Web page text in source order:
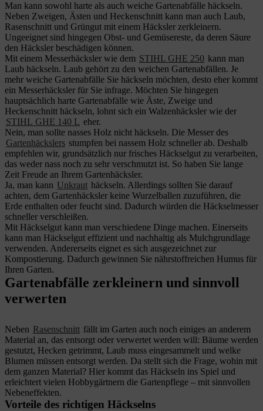
Man kann sowohl harte als auch weiche Gartenabfälle häckseln.
Neben Zweigen, Ästen und Heckenschnitt kann man auch Laub,
Rasenschnitt und Grüngut mit einem Häcksler zerkleinern.
Ungeeignet sind hingegen Obst- und Gemüsereste, da deren Säure
den Häcksler beschädigen können.
Mit einem Messerhäcksler wie dem STIHL GHE 250 kann man
Laub häckseln. Laub gehört zu den weichen Gartenabfällen. Je
mehr weiche Gartenabfälle Sie häckseln möchten, desto eher kommt
ein Messerhäcksler für Sie infrage. Möchten Sie hingegen
hauptsächlich harte Gartenabfälle wie Äste, Zweige und
Heckenschnitt häckseln, lohnt sich ein Walzenhäcksler wie der
STIHL GHE 140 L eher.
Nein, man sollte nasses Holz nicht häckseln. Die Messer des
Gartenhäckslers stumpfen bei nassem Holz schneller ab. Deshalb
empfehlen wir, grundsätzlich nur frisches Häckselgut zu verarbeiten,
das weder nass noch zu sehr verschmutzt ist. So haben Sie lange
Zeit Freude an Ihrem Gartenhäcksler.
Ja, man kann Unkraut häckseln. Allerdings sollten Sie darauf
achten, dem Gartenhäcksler keine Wurzelballen zuzuführen, die
Erde enthalten oder feucht sind. Dadurch würden die Häckselmesser
schneller verschleißen.
Mit Häckselgut kann man verschiedene Dinge machen. Einerseits
kann man Häckselgut effizient und nachhaltig als Mulchgrundlage
verwenden. Andererseits eignet es sich ausgezeichnet zur
Kompostierung. Dadurch gewinnen Sie nährstoffreichen Humus für
Ihren Garten.
Gartenabfälle zerkleinern und sinnvoll
verwerten
Neben Rasenschnitt fällt im Garten auch noch einiges an anderem
Material an, das entsorgt oder verwertet werden will: Bäume werden
gestutzt, Hecken getrimmt, Laub muss eingesammelt und welke
Blumen müssen entsorgt werden. Da stellt sich die Frage, wohin mit
dem ganzen Material? Hier kommt das Häckseln ins Spiel und
erleichtert vielen Hobbygärtnern die Gartenpflege – mit sinnvollen
Nebeneffekten.
Vorteile des richtigen Häckselns